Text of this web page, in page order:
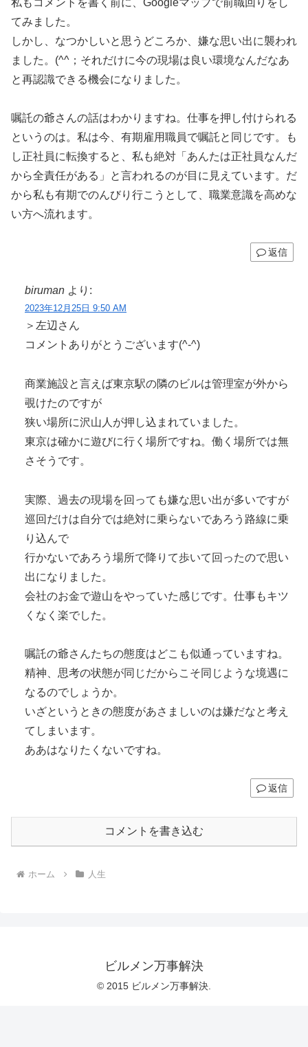
てみました。
しかし、なつかしいと思うどころか、嫌な思い出に襲われ
ました。(^^；それだけに今の現場は良い環境なんだなあ
と再認識できる機会になりました。
嘱託の爺さんの話はわかりますね。仕事を押し付けられる
というのは。私は今、有期雇用職員で嘱託と同じです。も
し正社員に転換すると、私も絶対「あんたは正社員なんだ
から全責任がある」と言われるのが目に見えています。だ
から私も有期でのんびり行こうとして、職業意識を高めな
い方へ流れます。
返信
biruman より:
2023年12月25日 9:50 AM
＞左辺さん
コメントありがとうございます(^-^)
商業施設と言えば東京駅の隣のビルは管理室が外から
覗けたのですが
狭い場所に沢山人が押し込まれていました。
東京は確かに遊びに行く場所ですね。働く場所では無
さそうです。
実際、過去の現場を回っても嫌な思い出が多いですが
巡回だけは自分では絶対に乗らないであろう路線に乗
り込んで
行かないであろう場所で降りて歩いて回ったので思い
出になりました。
会社のお金で遊山をやっていた感じです。仕事もキツ
くなく楽でした。
嘱託の爺さんたちの態度はどこも似通っていますね。
精神、思考の状態が同じだからこそ同じような境遇に
なるのでしょうか。
いざというときの態度があさましいのは嫌だなと考え
てしまいます。
ああはなりたくないですね。
返信
コメントを書き込む
ホーム 人生
ビルメン万事解決
© 2015 ビルメン万事解決.